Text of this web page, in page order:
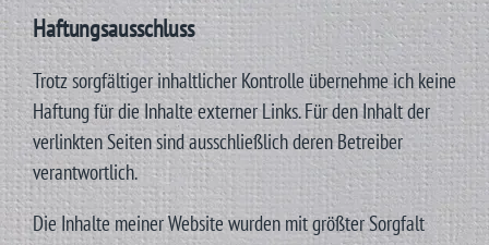
Haftungsausschluss
Trotz sorgfältiger inhaltlicher Kontrolle übernehme ich keine
Haftung für die Inhalte externer Links. Für den Inhalt der
verlinkten Seiten sind ausschließlich deren Betreiber
verantwortlich.
Die Inhalte meiner Website wurden mit größter Sorgfalt